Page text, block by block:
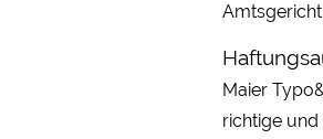
Maier
richtige